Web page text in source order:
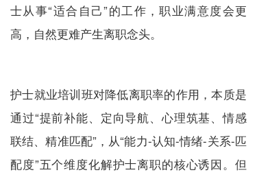
士从事“适合自己”的工作，职业满意度会更
高，自然更难产生离职念头。
护士就业培训班对降低离职率的作用，本质是
通过“提前补能、定向导航、心理筑基、情感
联结、精准匹配”，从“能力-认知-情绪-关系-匹
配度”五个维度化解护士离职的核心诱因。但